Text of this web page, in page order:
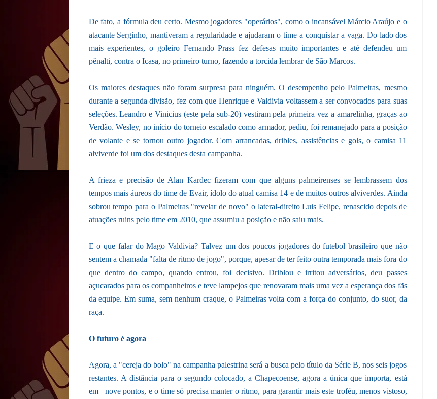
De fato, a fórmula deu certo. Mesmo jogadores "operários", como o incansável Márcio Araújo e o
atacante Serginho, mantiveram a regularidade e ajudaram o time a conquistar a vaga. Do lado dos
mais experientes, o goleiro Fernando Prass fez defesas muito importantes e até defendeu um
pênalti, contra o Icasa, no primeiro turno, fazendo a torcida lembrar de São Marcos.
Os maiores destaques não foram surpresa para ninguém. O desempenho pelo Palmeiras, mesmo
durante a segunda divisão, fez com que Henrique e Valdivia voltassem a ser convocados para suas
seleções. Leandro e Vinicius (este pela sub-20) vestiram pela primeira vez a amarelinha, graças ao
Verdão. Wesley, no início do torneio escalado como armador, pediu, foi remanejado para a posição
de volante e se tornou outro jogador. Com arrancadas, dribles, assistências e gols, o camisa 11
alviverde foi um dos destaques desta campanha.
A frieza e precisão de Alan Kardec fizeram com que alguns palmeirenses se lembrassem dos
tempos mais áureos do time de Evair, ídolo do atual camisa 14 e de muitos outros alviverdes. Ainda
sobrou tempo para o Palmeiras "revelar de novo" o lateral-direito Luis Felipe, renascido depois de
atuações ruins pelo time em 2010, que assumiu a posição e não saiu mais.
E o que falar do Mago Valdivia? Talvez um dos poucos jogadores do futebol brasileiro que não
sentem a chamada "falta de ritmo de jogo", porque, apesar de ter feito outra temporada mais fora do
que dentro do campo, quando entrou, foi decisivo. Driblou e irritou adversários, deu passes
açucarados para os companheiros e teve lampejos que renovaram mais uma vez a esperança dos fãs
da equipe. Em suma, sem nenhum craque, o Palmeiras volta com a força do conjunto, do suor, da
raça.
O futuro é agora
Agora, a "cereja do bolo" na campanha palestrina será a busca pelo título da Série B, nos seis jogos
restantes. A distância para o segundo colocado, a Chapecoense, agora a única que importa, está
em nove pontos, e o time só precisa manter o ritmo, para garantir mais este troféu, menos vistoso,